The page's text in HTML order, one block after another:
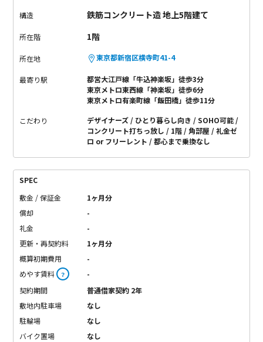
構造 鉄筋コンクリート造 地上5階建て
所在階 1階
所在地 東京都新宿区横寺町41-4
最寄り駅
都営大江戸線「牛込神楽坂」徒歩3分
東京メトロ東西線「神楽坂」徒歩6分
東京メトロ有楽町線「飯田橋」徒歩11分
こだわり デザイナーズ ひとり暮らし向き
SOHO可能
コンクリート打ちっ放し
1階 角部屋
礼金ゼ
ロ or フリーレント
都心まで乗換なし
SPEC
敷金 / 保証金
1ヶ月分
償却
-
礼金
-
更新・再契約料
1ヶ月分
概算初期費用
-
めやす賃料 ？
-
契約期間
普通借家契約 2年
敷地内駐車場
なし
駐輪場
なし
バイク置場
なし